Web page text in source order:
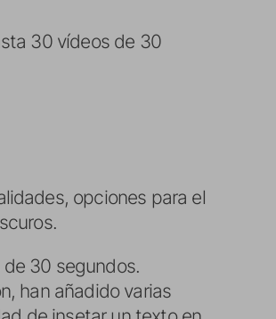
30 vídeos de 30
opciones para el
30 segundos.
han añadido varias